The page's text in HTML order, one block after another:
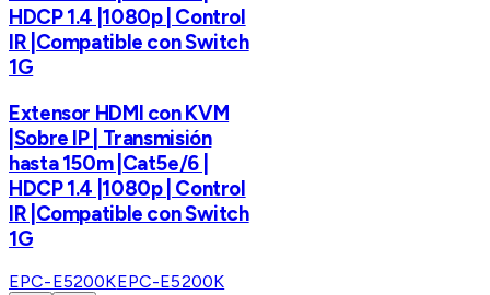
HDCP 1.4 |1080p | Control
IR |Compatible con Switch
1G
Extensor HDMI con KVM
|Sobre IP | Transmisión
hasta 150m |Cat5e/6 |
HDCP 1.4 |1080p | Control
IR |Compatible con Switch
1G
EPC-E5200KEPC-E5200K